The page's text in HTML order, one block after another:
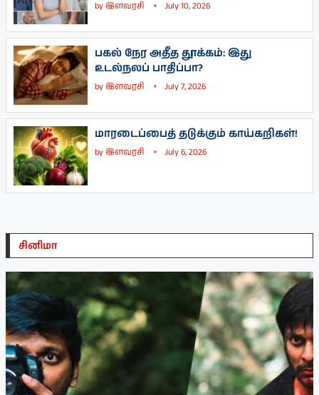
byஇளவரசி July 10, 2026
பகல் நேர அதீத தூக்கம்: இது
உடல்நலப் பாதிப்பா?
byஇளவரசி July 7, 2026
மாரடைப்பைத் தடுக்கும் காய்கறிகள்!
byஇளவரசி July 6, 2026
சினிமா